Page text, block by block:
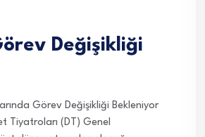
Değişikliği
Görev Değişikliği Bekleniyor
Tiyatroları (DT) Genel